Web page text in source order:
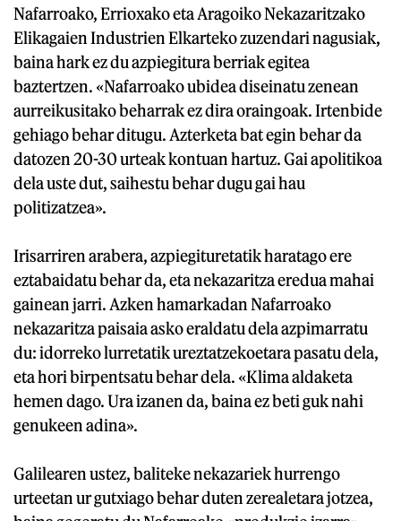
Nafarroako, Errioxako eta Aragoiko Nekazaritzako
Elikagaien Industrien Elkarteko zuzendari nagusiak,
baina hark ez du azpiegitura berriak egitea
baztertzen. «Nafarroako ubidea diseinatu zenean
aurreikusitako beharrak ez dira oraingoak. Irtenbide
gehiago behar ditugu. Azterketa bat egin behar da
datozen 20-30 urteak kontuan hartuz. Gai apolitikoa
dela uste dut, saihestu behar dugu gai hau
politizatzea».
Irisarriren arabera, azpiegituretatik haratago ere
eztabaidatu behar da, eta nekazaritza eredua mahai
gainean jarri. Azken hamarkadan Nafarroako
nekazaritza paisaia asko eraldatu dela azpimarratu
du: idorreko lurretatik ureztatzekoetara pasatu dela,
eta hori birpentsatu behar dela. «Klima aldaketa
hemen dago. Ura izanen da, baina ez beti guk nahi
genukeen adina».
Galilearen ustez, baliteke nekazariek hurrengo
urteetan ur gutxiago behar duten zerealetara jotzea,